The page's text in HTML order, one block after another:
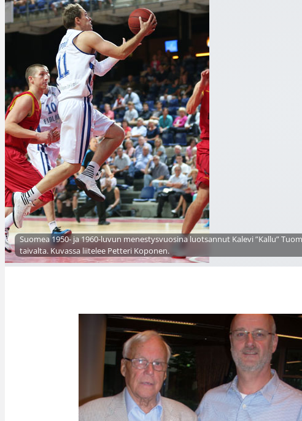
Suomea 1950- ja 1960-luvun menestysvuosina luotsannut Kalevi ”Kallu”
taivalta. Kuvassa liitelee Petteri Koponen.